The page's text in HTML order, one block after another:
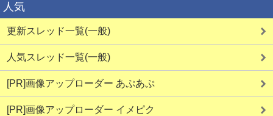
人気
更新スレッド一覧(一般)
人気スレッド一覧(一般)
[PR]画像アップローダー あぷあぷ
[PR]画像アップローダー イメピク